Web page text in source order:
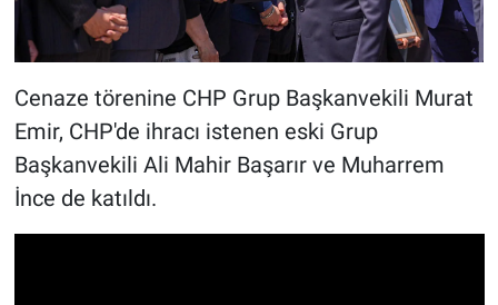
Cenaze törenine CHP Grup Başkanvekili Murat
Emir, CHP'de ihracı istenen eski Grup
Başkanvekili Ali Mahir Başarır ve Muharrem
İnce de katıldı.